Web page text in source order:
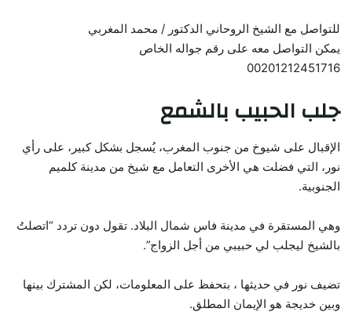
للتواصل مع الشيخ الروحاني الدكتور / محمد المغربي
يمكن التواصل معه على رقم جواله الخاص
00201212451716
جلب الحبيب بالشمع
الإقبال على شيوخ من جنوب المغرب، يُسجل بشكل كبير، على رأي
نور، التي فضلت هي الأخرى التعامل مع شيخ من مدينة كلميم
الجنوبية.
وهي المستقرة في مدينة فاس شمال البلاد. تقول دون تردد “اتصلتُ
بالشيخ ليجلب لي حبيبي من أجل الزواج”.
تضيف نور في حديثها ، بتحفظ على المعلومات، لكن المشترك بينها
وبين خديجة هو الإيمان المطلق.